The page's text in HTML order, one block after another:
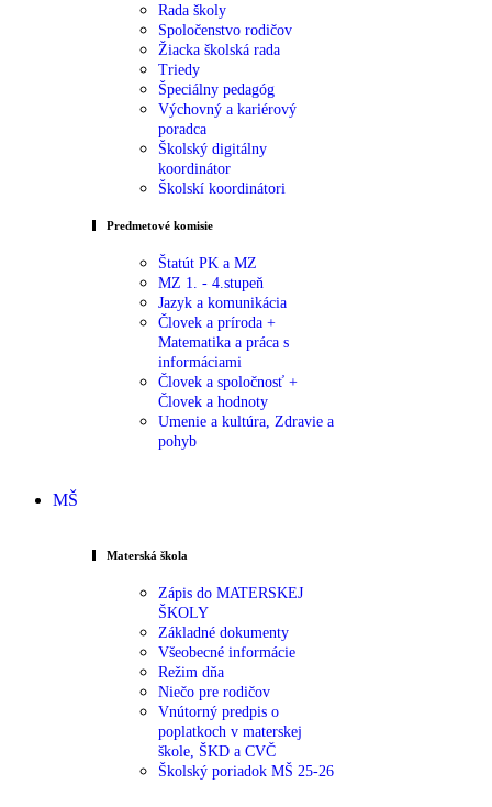
Rada školy
Spoločenstvo rodičov
Žiacka školská rada
Triedy
Špeciálny pedagóg
Výchovný a kariérový
poradca
Školský digitálny
koordinátor
Školskí koordinátori
Predmetové komisie
Štatút PK a MZ
MZ 1. - 4.stupeň
Jazyk a komunikácia
Človek a príroda +
Matematika a práca s
informáciami
Človek a spoločnosť +
Človek a hodnoty
Umenie a kultúra, Zdravie a
pohyb
MŠ
Materská škola
Zápis do MATERSKEJ
ŠKOLY
Základné dokumenty
Všeobecné informácie
Režim dňa
Niečo pre rodičov
Vnútorný predpis o
poplatkoch v materskej
škole, ŠKD a CVČ
Školský poriadok MŠ 25-26